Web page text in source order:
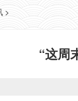
>
“这周